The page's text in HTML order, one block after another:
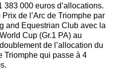
383 000 euros d’allocations.
de l’Arc de Triomphe par
and Equestrian Club avec la
Cup (Gr.1 PA) au
de l’allocation du
Triomphe qui passe à 4